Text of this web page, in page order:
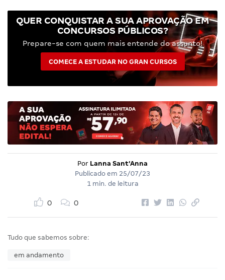
QUER CONQUISTAR A SUA APROVAÇÃO EM
CONCURSOS PÚBLICOS?
Prepare-se com quem mais entende do assunto!
COMECE A ESTUDAR NO GRAN CURSOS
Por Lanna Sant'Anna
Publicado em 25/07/23
1 min. de leitura
0 0
Tudo que sabemos sobre:
em andamento